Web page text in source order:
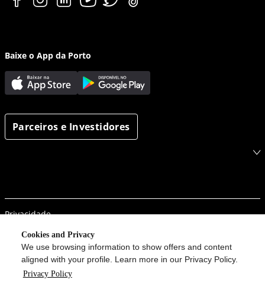
Cookies and Privacy
We use browsing information to show offers and content
aligned with your profile. Learn more in our Privacy Policy.
Privacy Policy
Baixe o App da Porto
Parceiros e Investidores
Privacidade
Segurança da informação
Porto em um clique
Procon